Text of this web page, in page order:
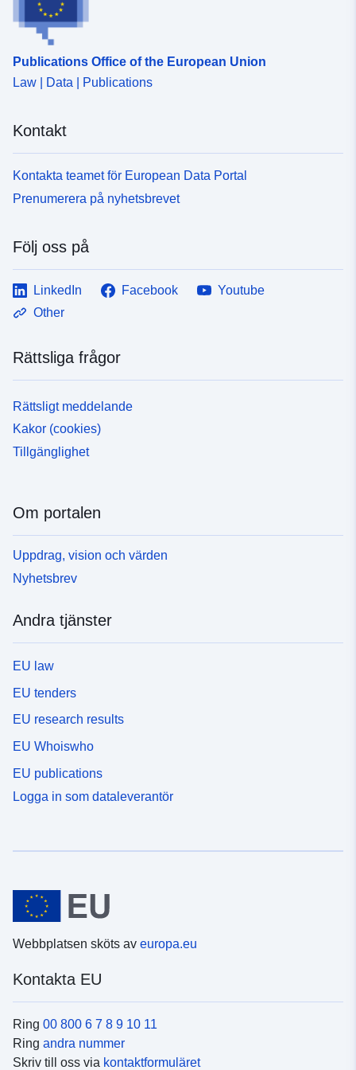
Publications Office of the European Union
Law | Data | Publications
Kontakt
Kontakta teamet för European Data Portal
Prenumerera på nyhetsbrevet
Följ oss på
LinkedIn Facebook
Youtube
Other
Rättsliga frågor
Rättsligt meddelande
Kakor (cookies)
Tillgänglighet
Om portalen
Uppdrag, vision och värden
Nyhetsbrev
Andra tjänster
EU law
EU tenders
EU research results
EU Whoiswho
EU publications
Logga in som dataleverantör
Webbplatsen sköts av europa.eu
Kontakta EU
Ring 00 800 6 7 8 9 10 11
Ring andra nummer
Skriv till oss via kontaktformuläret